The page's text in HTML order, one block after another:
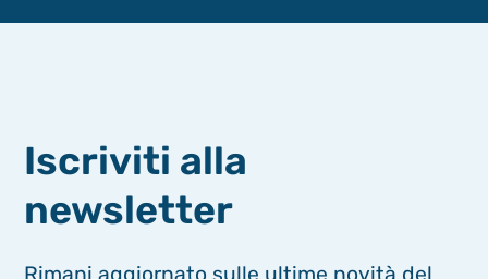
Iscriviti alla
newsletter